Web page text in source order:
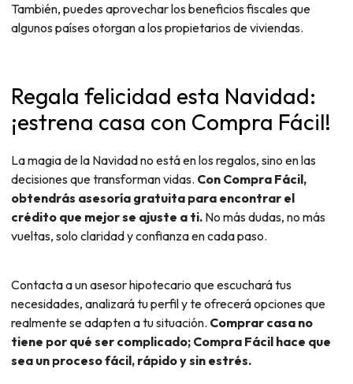
También, puedes aprovechar los beneficios fiscales que
algunos países otorgan a los propietarios de viviendas.
Regala felicidad esta Navidad:
¡estrena casa con Compra Fácil!
La magia de la Navidad no está en los regalos, sino en las
decisiones que transforman vidas. Con Compra Fácil,
obtendrás asesoría gratuita para encontrar el
crédito que mejor se ajuste a ti. No más dudas, no más
vueltas, solo claridad y confianza en cada paso.
Contacta a un asesor hipotecario que escuchará tus
necesidades, analizará tu perfil y te ofrecerá opciones que
realmente se adapten a tu situación. Comprar casa no
tiene por qué ser complicado; Compra Fácil hace que
sea un proceso fácil, rápido y sin estrés.